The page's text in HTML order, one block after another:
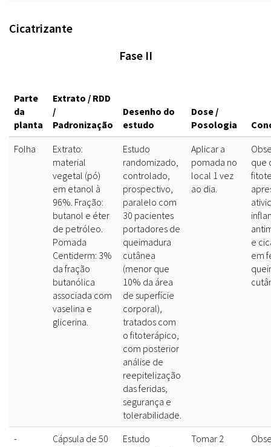
Cicatrizante
Fase II
Parte
da
planta
Extrato / RDD
/
Padronização
Desenho do
estudo
Dose /
Posologia
Folha
Extrato:
material
vegetal (pó)
em etanol à
96%. Fração:
butanol e éter
de petróleo.
Pomada
Centiderm: 3%
da fração
butanólica
associada com
vaselina e
glicerina.
Estudo
randomizado,
controlado,
prospectivo,
paralelo com
30 pacientes
portadores de
queimadura
cutânea
(menor que
10% da área
de superfície
corporal),
tratados com
o fitoterápico,
com posterior
análise de
reepitelização
das feridas,
segurança e
tolerabilidade.
Aplicar a
pomada no
local 1 vez
ao dia.
que
e
em
-
Cápsula de 50
Estudo
Tomar 2